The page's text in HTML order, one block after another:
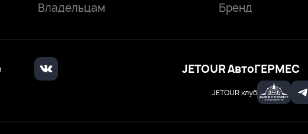
JETOUR клуб
JETOUR АвтоГЕРМЕС
Владельцам Бренд